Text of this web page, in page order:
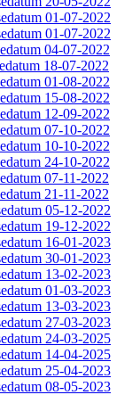
01-07-2022
01-07-2022
04-07-2022
18-07-2022
01-08-2022
15-08-2022
12-09-2022
07-10-2022
10-10-2022
24-10-2022
07-11-2022
21-11-2022
05-12-2022
19-12-2022
16-01-2023
30-01-2023
13-02-2023
01-03-2023
13-03-2023
27-03-2023
24-03-2025
14-04-2025
25-04-2023
08-05-2023